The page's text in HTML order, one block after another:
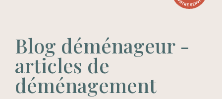
Blog déménageur -
articles de
déménagement